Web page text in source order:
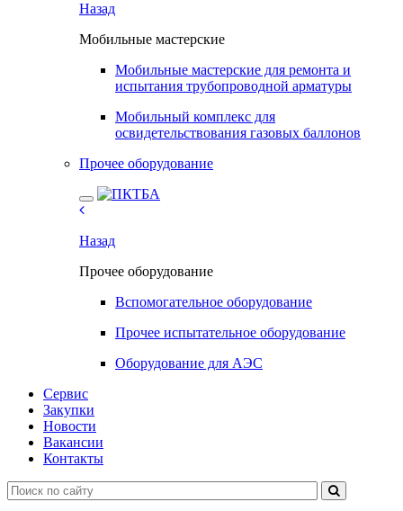
Назад
Мобильные мастерские
Мобильные мастерские для ремонта и
испытания трубопроводной арматуры
Мобильный комплекс для
освидетельствования газовых баллонов
Прочее оборудование
Назад
Прочее оборудование
Вспомогательное оборудование
Прочее испытательное оборудование
Оборудование для АЭС
Сервис
Закупки
Новости
Вакансии
Контакты